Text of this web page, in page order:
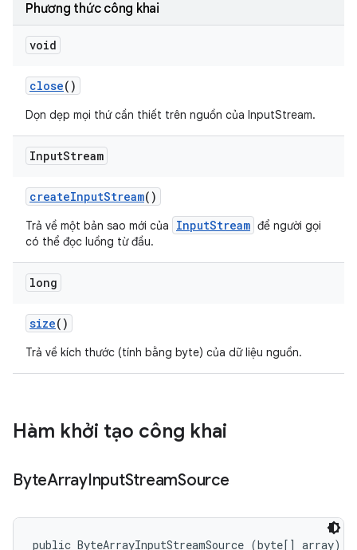
Phương thức công khai
void
close()
Dọn dẹp mọi thứ cần thiết trên nguồn của InputStream.
InputStream
createInputStream()
Trả về một bản sao mới của InputStream để người gọi
có thể đọc luồng từ đầu.
long
size()
Trả về kích thước (tính bằng byte) của dữ liệu nguồn.
Hàm khởi tạo công khai
ByteArrayInputStreamSource
public ByteArrayInputStreamSource (byte[] array)